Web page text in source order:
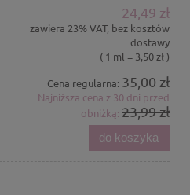
24,49 zł
zawiera 23% VAT, bez kosztów
dostawy
( 1 ml = 3,50 zł )
Cena regularna: 35,00 zł
Najniższa cena z 30 dni przed
obniżką: 23,99 zł
do koszyka